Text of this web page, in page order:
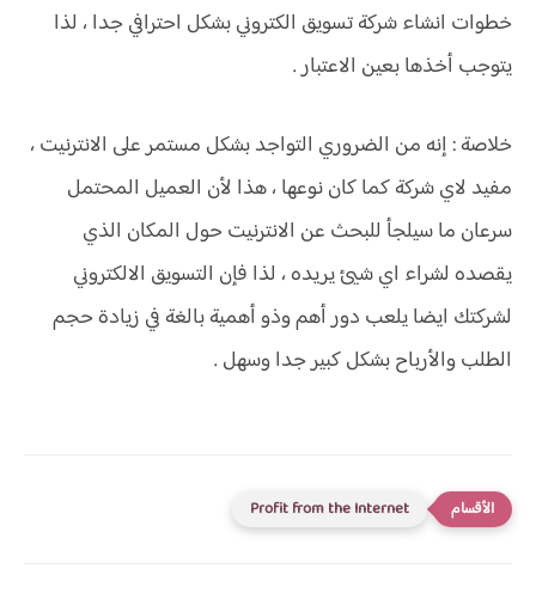
خطوات انشاء شركة تسويق الكتروني بشكل احترافي جدا ، لذا
يتوجب أخذها بعين الاعتبار .
خلاصة : إنه من الضروري التواجد بشكل مستمر على الانترنيت ،
مفيد لاي شركة كما كان نوعها ، هذا لأن العميل المحتمل
سرعان ما سيلجأ للبحث عن الانترنيت حول المكان الذي
يقصده لشراء اي شيئ يريده ، لذا فإن التسويق الالكتروني
لشركتك ايضا يلعب دور أهم وذو أهمية بالغة في زيادة حجم
الطلب والأرباح بشكل كبير جدا وسهل .
Profit from the Internet